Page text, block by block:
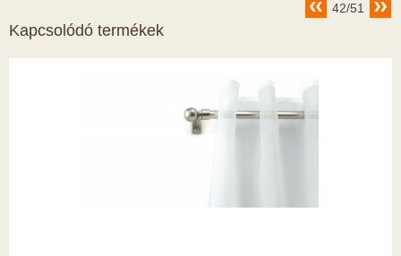
42/51
Kapcsolódó termékek